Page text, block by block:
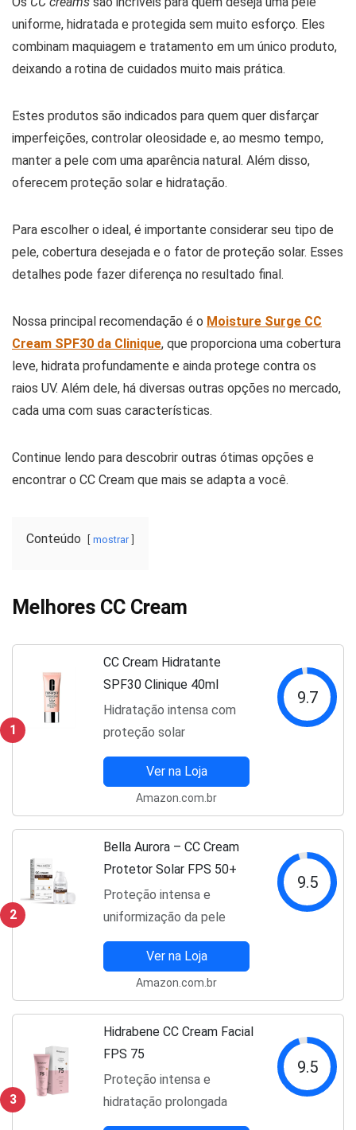
uniforme, hidratada e protegida sem muito esforço. Eles
combinam maquiagem e tratamento em um único produto,
deixando a rotina de cuidados muito mais prática.
Estes produtos são indicados para quem quer disfarçar
imperfeições, controlar oleosidade e, ao mesmo tempo,
manter a pele com uma aparência natural. Além disso,
oferecem proteção solar e hidratação.
Para escolher o ideal, é importante considerar seu tipo de
pele, cobertura desejada e o fator de proteção solar. Esses
detalhes pode fazer diferença no resultado final.
Nossa principal recomendação é o Moisture Surge CC
Cream SPF30 da Clinique, que proporciona uma cobertura
leve, hidrata profundamente e ainda protege contra os
raios UV. Além dele, há diversas outras opções no mercado,
cada uma com suas características.
Continue lendo para descobrir outras ótimas opções e
encontrar o CC Cream que mais se adapta a você.
Conteúdo mostrar
Melhores CC Cream
1
CC Cream Hidratante
SPF30 Clinique 40ml
Hidratação intensa com
proteção solar
9.7
Ver na Loja
Amazon.com.br
2
Bella Aurora – CC Cream
Protetor Solar FPS 50+
Proteção intensa e
uniformização da pele
9.5
Ver na Loja
Amazon.com.br
3
Hidrabene CC Cream Facial
FPS 75
Proteção intensa e
hidratação prolongada
9.5